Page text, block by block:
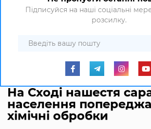
Підписуйся на наші соціальні
розсилку.
На Сході нашестя
населення
хімічні обробки